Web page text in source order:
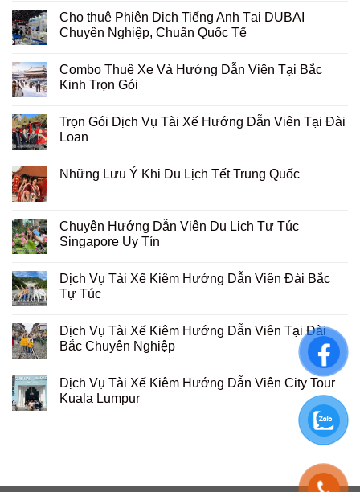
Cho thuê Phiên Dịch Tiếng Anh Tại DUBAI
Chuyên Nghiệp, Chuẩn Quốc Tế
Combo Thuê Xe Và Hướng Dẫn Viên Tại Bắc
Kinh Trọn Gói
Trọn Gói Dịch Vụ Tài Xế Hướng Dẫn Viên Tại Đài
Loan
Những Lưu Ý Khi Du Lịch Tết Trung Quốc
Chuyên Hướng Dẫn Viên Du Lịch Tự Túc
Singapore Uy Tín
Dịch Vụ Tài Xế Kiêm Hướng Dẫn Viên Đài Bắc
Tự Túc
Dịch Vụ Tài Xế Kiêm Hướng Dẫn Viên Tại Đài
Bắc Chuyên Nghiệp
Dịch Vụ Tài Xế Kiêm Hướng Dẫn Viên City Tour
Kuala Lumpur